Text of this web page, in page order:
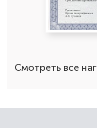
Специальность:
стоматология,
Стаж работы: 9
Смотреть все